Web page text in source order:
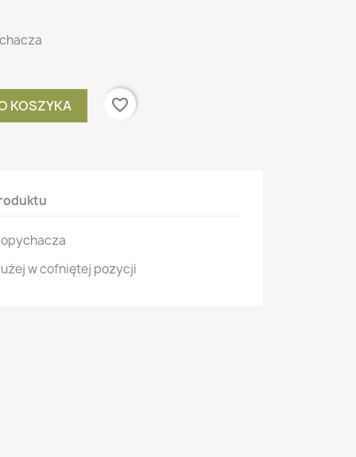
KOSZYKA favorite_border
w cofniętej pozycji